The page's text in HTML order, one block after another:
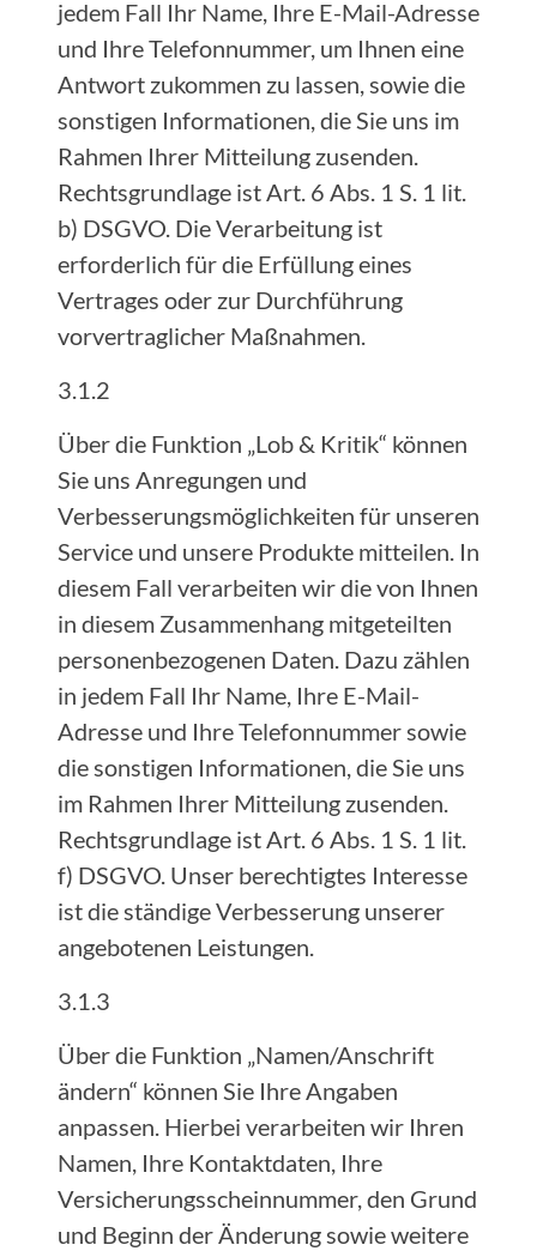
jedem Fall Ihr Name, Ihre E-Mail-Adresse
und Ihre Telefonnummer, um Ihnen eine
Antwort zukommen zu lassen, sowie die
sonstigen Informationen, die Sie uns im
Rahmen Ihrer Mitteilung zusenden.
Rechtsgrundlage ist Art. 6 Abs. 1 S. 1 lit.
b) DSGVO. Die Verarbeitung ist
erforderlich für die Erfüllung eines
Vertrages oder zur Durchführung
vorvertraglicher Maßnahmen.
3.1.2
Über die Funktion „Lob & Kritik“ können
Sie uns Anregungen und
Verbesserungsmöglichkeiten für unseren
Service und unsere Produkte mitteilen. In
diesem Fall verarbeiten wir die von Ihnen
in diesem Zusammenhang mitgeteilten
personenbezogenen Daten. Dazu zählen
in jedem Fall Ihr Name, Ihre E-Mail-
Adresse und Ihre Telefonnummer sowie
die sonstigen Informationen, die Sie uns
im Rahmen Ihrer Mitteilung zusenden.
Rechtsgrundlage ist Art. 6 Abs. 1 S. 1 lit.
f) DSGVO. Unser berechtigtes Interesse
ist die ständige Verbesserung unserer
angebotenen Leistungen.
3.1.3
Über die Funktion „Namen/Anschrift
ändern“ können Sie Ihre Angaben
anpassen. Hierbei verarbeiten wir Ihren
Namen, Ihre Kontaktdaten, Ihre
Versicherungsscheinnummer, den Grund
und Beginn der Änderung sowie weitere